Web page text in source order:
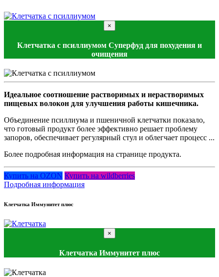
×
Клетчатка с псиллиумом Суперфуд для похудения и
очищения
Идеальное соотношение растворимых и нерастворимых
пищевых волокон для улучшения работы кишечника.
Объединение псиллиума и пшеничной клетчатки показало,
что готовый продукт более эффективно решает проблему
запоров, обеспечивает регулярный стул и облегчает процесс ...
Более подробная информация на странице продукта.
Купить на OZON Купить на wildberries
Подробная информация
Клетчатка Иммунитет плюс
×
Клетчатка Иммунитет плюс